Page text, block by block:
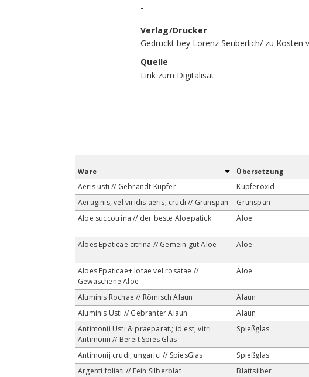
-
Verlag/Drucker
Gedruckt bey Lorenz Seuberlich/ zu Kosten
Quelle
Link zum Digitalisat
Ware Übersetzung
Aeris usti // Gebrandt Kupfer Kupferoxid
Aeruginis, vel viridis aeris, crudi // Grünspan
Grünspan
Aloe succotrina // der beste Aloepatick
Aloe
Aloes Epaticae citrina // Gemein gut Aloe Aloe
Aloes Epaticae+ lotae vel rosatae //
Gewaschene Aloe
Aloe
Aluminis Rochae // Römisch Alaun Alaun
Aluminis Usti // Gebranter Alaun
Alaun
Antimonii Usti & praeparat.; id est, vitri
Antimonii // Bereit Spies Glas
Spießglas
Antimonij crudi, ungarici // SpiesGlas Spießglas
Argenti foliati // Fein Silberblat
Blattsilber